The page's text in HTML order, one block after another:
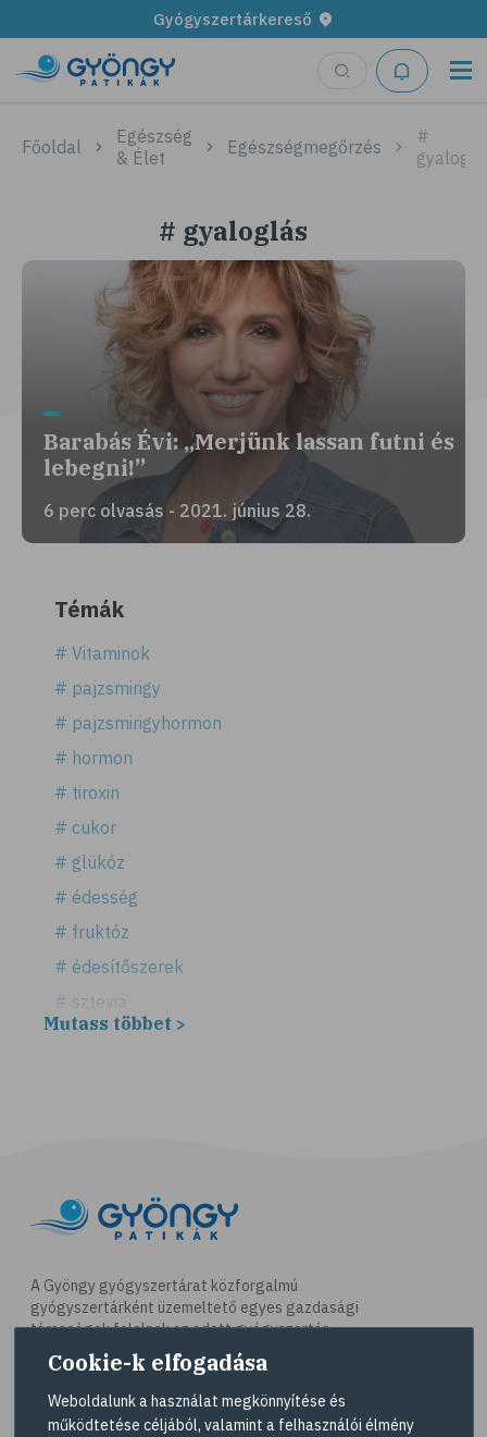
Gyógyszertárkereső
Főoldal
Egészség
& Élet
Egészségmegőrzés
#
# gyaloglás
Barabás Évi: „Merjünk lassan futni és
lebegni!”
6 perc olvasás - 2021. június 28.
Témák
# Vitaminok
# pajzsmirigy
# pajzsmirigyhormon
# hormon
# tiroxin
# cukor
# glükóz
# édesség
# fruktóz
# édesítőszerek
# sztevia
# fogadalom
# célkitűzés
# étkezési napló
# hal
# egészséges táplálkozás
# omega-3
# A-vitamin
Mutass többet >
A Gyöngy gyógyszertárat közforgalmú
gyógyszertárként üzemeltető egyes gazdasági
társaságok felelnek az adott gyógyszertár
működésért. A Gyöngy gyógyszertárak listáját és
elérhetőségeit a Gyógyszertár kereső
tekintheti meg.
Cookie-k elfogadása
Weboldalunk a használat megkönnyítése és
működtetése céljából, valamint a felhasználói élmény